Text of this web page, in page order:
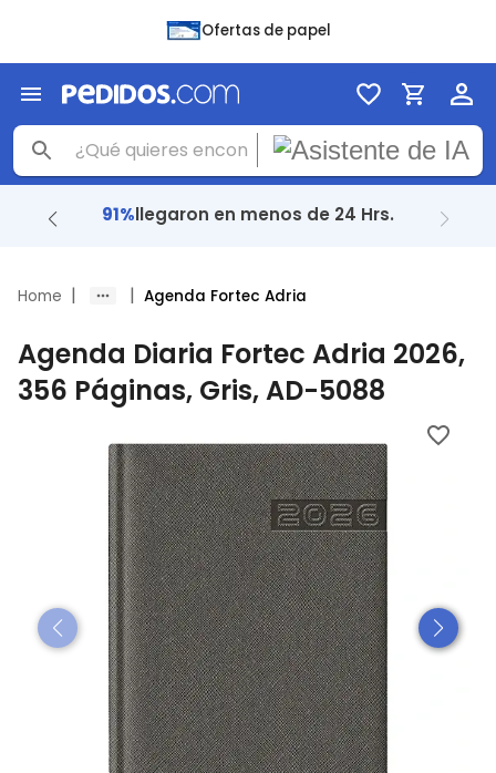
Ofertas de papel
91%llegaron en menos de 24 Hrs.
Home | | Agenda Fortec Adria
Agenda Diaria Fortec Adria 2026,
356 Páginas, Gris, AD-5088